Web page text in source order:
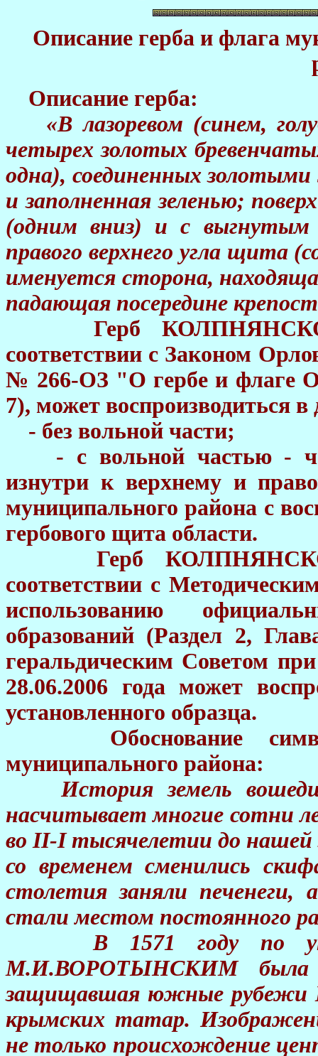
Описание герба и флага
Описание герба:
«В лазоревом (синем,
четырех золотых
одна), соединенных
и заполненная зеленью;
(одним вниз) и с
правого верхнего угла щита
именуется сторона,
падающая посередине
Герб КОЛПНЯНСКОГО
соответствии с Законом
№ 266-ОЗ "О гербе и флаге
7), может воспроизводиться
- без вольной части;
- с вольной частью -
изнутри к верхнему и
муниципального района с
гербового щита области.
Герб КОЛПНЯНСКОГО
соответствии с
использованию
образований (Раздел 2,
геральдическим Советом
28.06.2006 года может
установленного образца.
Обоснование
муниципального района:
История земель
насчитывает многие сотни
во II-I тысячелетии до нашей
со временем сменились
столетия заняли
стали местом постоянного
В 1571 году по
М.И.ВОРОТЫНСКИМ была
защищавшая южные рубежи
крымских татар.
не только происхождение